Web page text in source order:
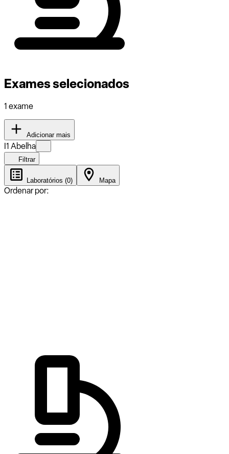
Exames selecionados
1 exame
Adicionar mais
I1 Abelha
Filtrar
Laboratórios (0) Mapa
Ordenar por: